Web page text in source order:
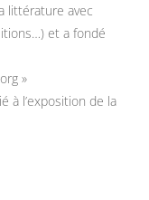
littérature avec
et a fondé
»
à l’exposition de la